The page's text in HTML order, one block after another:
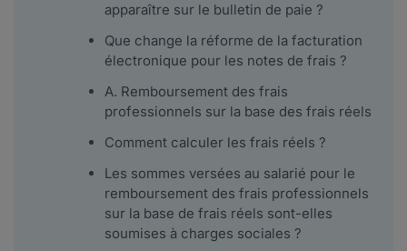
apparaître sur le bulletin de paie ?
Que change la réforme de la facturation
électronique pour les notes de frais ?
A. Remboursement des frais
professionnels sur la base des frais réels
Comment calculer les frais réels ?
Les sommes versées au salarié pour le
remboursement des frais professionnels
sur la base de frais réels sont-elles
soumises à charges sociales ?